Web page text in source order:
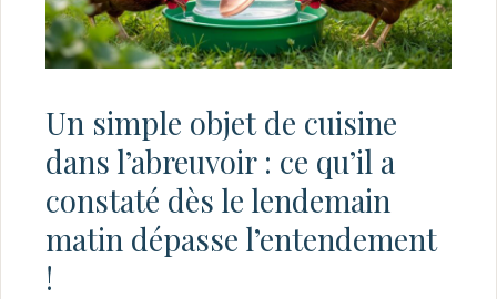
Un simple objet de cuisine
dans l’abreuvoir : ce qu’il a
constaté dès le lendemain
matin dépasse l’entendement
!